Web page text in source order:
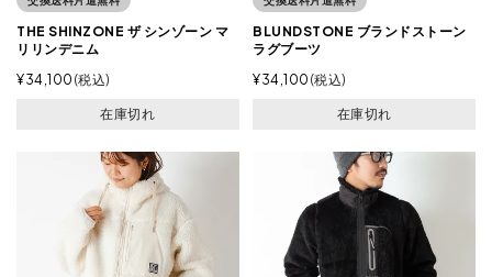
THE SHINZONE ザ シンゾーン マ
リリンデニム
¥34,100 税込
在庫切れ
BLUNDSTONE ブランドストーン
ラグブーツ
¥34,100 税込
在庫切れ